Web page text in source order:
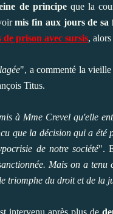
de principeque la
mis fin aux jours de sa
de prison avec sursis,
", a commenté la vieille
Titus.
à Mme Crevel qu'elle
que la décision qui a été
de notre société".
Mais on a tenu
triomphe du droit et de la
intervenu après plus de